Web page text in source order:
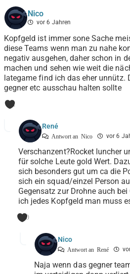
Nico
vor 6 Jahren
Kopfgeld ist immer sone Sache
diese Teams wenn man zu nahe
negativ ausgehen, daher schon in
machen und sehen wie weit die
lategame find ich das eher unnütz.
gegner etc ausschau halten sollte
1
René
Antwort an Nico vor 6
Verschanzent?Rocket luncher
für solche Leute gold Wert.
sich besonders gut um ca die
sich ein squad/einzel Person
Gegensatz zur Drohne auch
ich jedes Kopfgeld man muss
0
Nico
Antwort an René
Naja wenn das gegner